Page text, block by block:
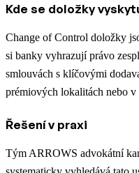
Kde se doložky
Change of Control doložky
si banky vyhrazují právo
smlouvách s klíčovými
prémiových lokalitách nebo
Řešení v praxi
Tým ARROWS advokátní